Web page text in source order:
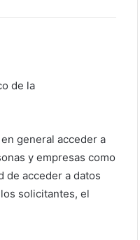
de la
general acceder a
y empresas como
de acceder a datos
solicitantes, el